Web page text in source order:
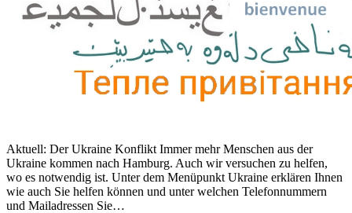
Aktuell: Der Ukraine Konflikt Immer mehr Menschen aus der
Ukraine kommen nach Hamburg. Auch wir versuchen zu helfen,
wo es notwendig ist. Unter dem Menüpunkt Ukraine erklären Ihnen
wie auch Sie helfen können und unter welchen Telefonnummern
und Mailadressen Sie…